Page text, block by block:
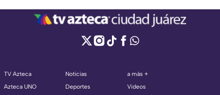
TV Azteca
Azteca UNO
Noticias
Deportes
a más +
Videos